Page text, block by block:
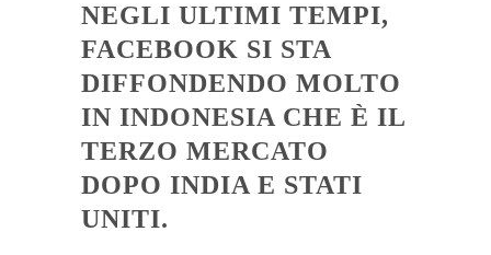
NEGLI ULTIMI TEMPI,
FACEBOOK SI STA
DIFFONDENDO MOLTO
IN INDONESIA CHE È IL
TERZO MERCATO
DOPO INDIA E STATI
UNITI.